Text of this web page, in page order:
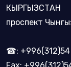
КЫРГЫЗСТАН
проспект
☎: +996(312)54